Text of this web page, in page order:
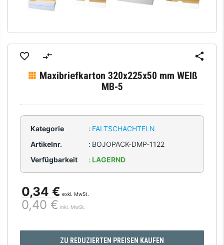
Maxibriefkarton 320x225x50 mm WEIß
MB-5
Kategorie : FALTSCHACHTELN
Artikelnr.
: BOJOPACK-DMP-1122
Verfügbarkeit
: LAGERND
0,34 € exkl. MwSt.
0,40 € inkl. MwSt.
ZU REDUZIERTEN PREISEN KAUFEN